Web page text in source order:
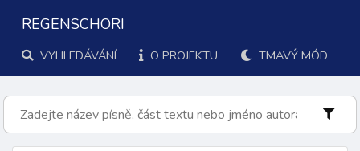
REGENSCHORI
VYHLEDÁVÁNÍ O PROJEKTU TMAVÝ MÓD